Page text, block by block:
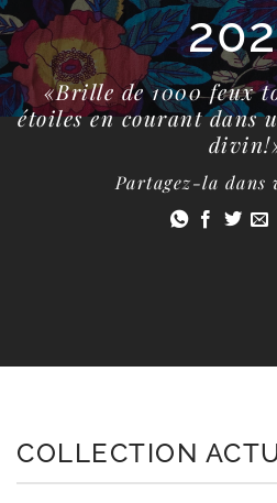
«Brille de 1000 feux
étoiles en courant dans
Partagez-la dans
COLLECTION